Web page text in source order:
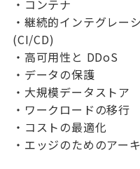
・コンテナ
・継続的インテグレー
(CI/CD)
・高可用性と DDoS
・データの保護
・大規模データストア
・ワークロードの移行
・コストの最適化
・エッジのためのアー